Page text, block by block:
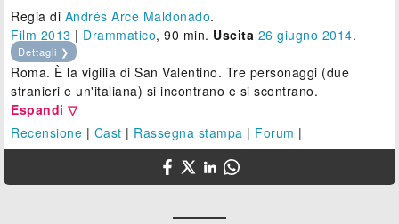
Regia di Andrés Arce Maldonado.
Film 2013 | Drammatico, 90 min. Uscita 26 giugno 2014.
Dettagli ❯
Roma. È la vigilia di San Valentino. Tre personaggi (due
stranieri e un'italiana) si incontrano e si scontrano.
Espandi ▽
Recensione | Cast | Rassegna stampa | Forum |